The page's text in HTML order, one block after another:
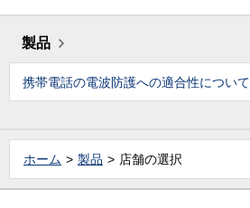
製品
携帯電話の電波防護への適合性について
ホーム 製品 店舗の選択